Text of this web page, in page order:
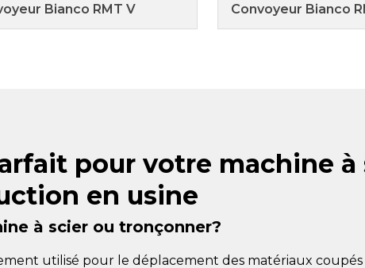
Bianco RMT V Convoyeur Bianco
pour votre machine
en usine
à scier ou tronçonner?
utilisé pour le déplacement des matériaux